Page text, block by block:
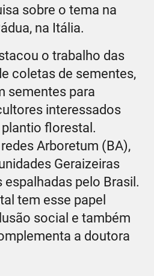
sobre o tema na
na Itália.
o trabalho das
coletas de sementes,
sementes para
interessados
florestal.
Arboretum (BA),
Geraizeiras
espalhadas pelo Brasil.
tem esse papel
social e também
a doutora